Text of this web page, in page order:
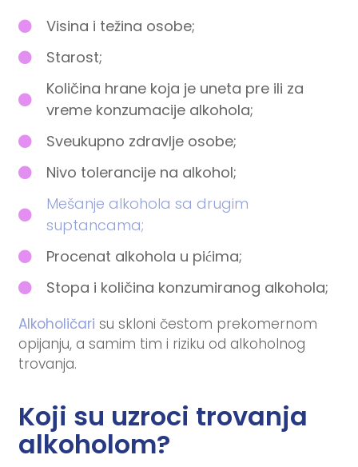
Visina i težina osobe;
Starost;
Količina hrane koja je uneta pre ili za
vreme konzumacije alkohola;
Sveukupno zdravlje osobe;
Nivo tolerancije na alkohol;
Mešanje alkohola sa drugim
suptancama;
Procenat alkohola u pićima;
Stopa i količina konzumiranog alkohola;
Alkoholičari su skloni čestom prekomernom
opijanju, a samim tim i riziku od alkoholnog
trovanja.
Koji su uzroci trovanja
alkoholom?